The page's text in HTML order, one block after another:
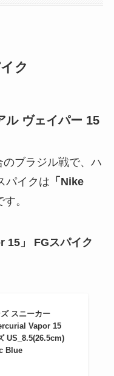
ク
ル ヴェイパー 15
ブラジル戦で、ハ
パイクは 「Nike
す。
15」 FGスパイク
スニーカー
Vapor 15
US_8.5(26.5cm)
Blue